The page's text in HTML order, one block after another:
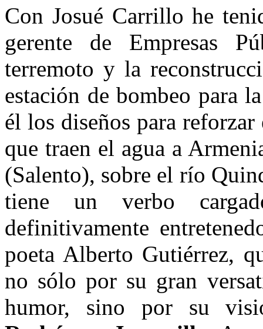
Con Josué Carrillo he
gerente de Empresas
terremoto y la
estación de bombeo para
él los diseños para
que traen el agua a
(Salento), sobre el río
tiene un verbo
definitivamente
poeta Alberto Gutiérrez,
no sólo por su gran
humor, sino por su